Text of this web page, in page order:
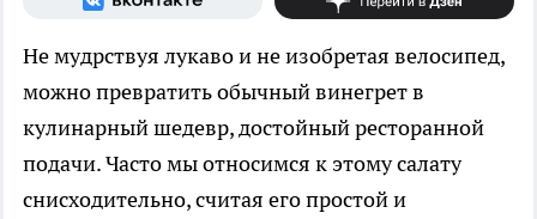
Не мудрствуя лукаво и не изобретая велосипед,
можно превратить обычный винегрет в
кулинарный шедевр, достойный ресторанной
подачи. Часто мы относимся к этому салату
снисходительно, считая его простой и